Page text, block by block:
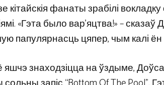
кітайскія фанаты зрабілі
«Гэта было вар’яцтва!» –
папулярнасць цяпер, чым калі
яшчэ знаходзіцца на ўздыме,